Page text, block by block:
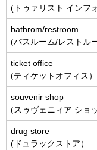
(トゥァリスト インフ
bathrom/restroom
(バスルーム/レストル
ticket office
(ティケットオフィス）
souvenir shop
(スゥヴェニィア ショ
drug store
(ドュラックストア）